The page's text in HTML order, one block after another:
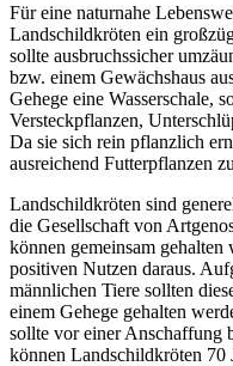
Für eine naturnahe
Landschildkröten ein
sollte ausbruchssicher
bzw. einem Gewächshaus
Gehege eine Wasserschale,
Versteckpflanzen,
Da sie sich rein pflanzlich
ausreichend Futterpflanzen
Landschildkröten sind
die Gesellschaft von
können gemeinsam gehalten
positiven Nutzen daraus.
männlichen Tiere sollten
einem Gehege gehalten
sollte vor einer Anschaffung
können Landschildkröten 70